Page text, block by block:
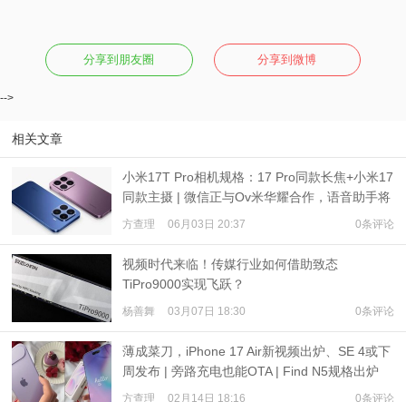
分享到朋友圈 分享到微博
-->
相关文章
小米17T Pro相机规格：17 Pro同款长焦+小米17
同款主摄 | 微信正与Ov米华耀合作，语音助手将
能用微信发消息
方查理 06月03日 20:37 0条评论
视频时代来临！传媒行业如何借助致态
TiPro9000实现飞跃？
杨善舞 03月07日 18:30 0条评论
薄成菜刀，iPhone 17 Air新视频出炉、SE 4或下
周发布 | 旁路充电也能OTA | Find N5规格出炉
方查理 02月14日 18:16 0条评论